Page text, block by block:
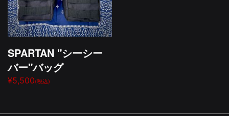
SPARTAN "シーシー
バー"バッグ
¥5,500(税込)